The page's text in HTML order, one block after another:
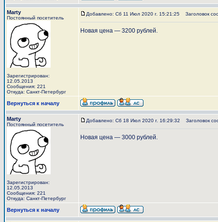
Marty
Постоянный посетитель
Зарегистрирован:
12.05.2013
Сообщения: 221
Откуда: Санкт-Петербург
Добавлено: Сб 11 Июл 2020 г. 15:21:25 Заголовок
Новая цена — 3200 рублей.
Вернуться к началу
Marty
Постоянный посетитель
Зарегистрирован:
12.05.2013
Сообщения: 221
Откуда: Санкт-Петербург
Добавлено: Сб 18 Июл 2020 г. 16:29:32 Заголовок
Новая цена — 3000 рублей.
Вернуться к началу